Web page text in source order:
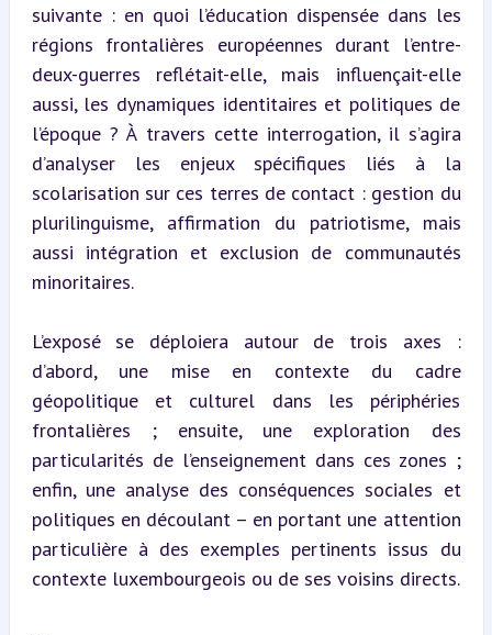
suivante : en quoi l’éducation dispensée dans les
régions frontalières européennes durant l’entre-
deux-guerres reflétait-elle, mais influençait-elle
aussi, les dynamiques identitaires et politiques de
l’époque ? À travers cette interrogation, il s’agira
d’analyser les enjeux spécifiques liés à la
scolarisation sur ces terres de contact : gestion du
plurilinguisme, affirmation du patriotisme, mais
aussi intégration et exclusion de communautés
minoritaires.
L’exposé se déploiera autour de trois axes :
d’abord, une mise en contexte du cadre
géopolitique et culturel dans les périphéries
frontalières ; ensuite, une exploration des
particularités de l’enseignement dans ces zones ;
enfin, une analyse des conséquences sociales et
politiques en découlant – en portant une attention
particulière à des exemples pertinents issus du
contexte luxembourgeois ou de ses voisins directs.